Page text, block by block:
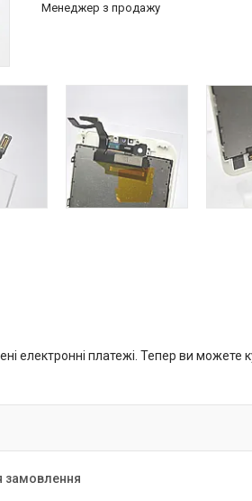
Менеджер з продажу
електронні платежі. Тепер ви
замовлення